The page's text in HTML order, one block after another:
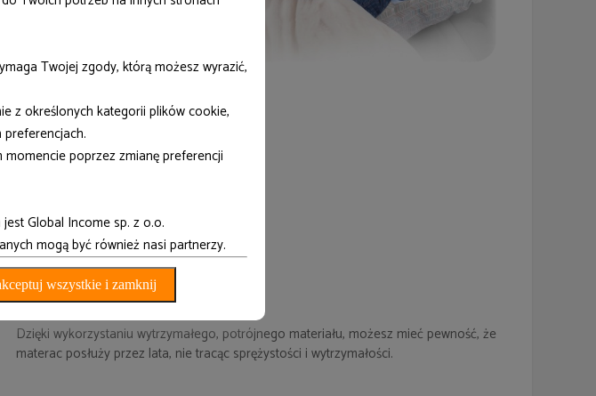
Technologia TRITECH
▶ wytrzymały, trójwarstwowy materiał
Dzięki wykorzystaniu wytrzymałego, potrójnego materiału, możesz mieć pewność, że
materac posłuży przez lata, nie tracąc sprężystości i wytrzymałości.
Twojej zgody, którą możesz wyrazić,
z określonych kategorii plików cookie,
poprzez zmianę preferencji
Global Income sp. z o.o.
mogą być również nasi partnerzy.
wszystkie i zamknij